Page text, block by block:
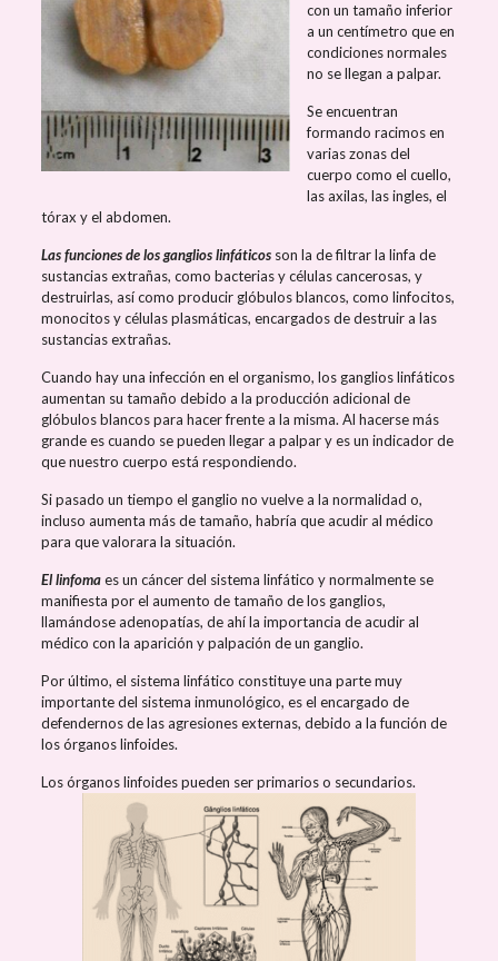
con un tamaño inferior
a un centímetro que en
condiciones normales
no se llegan a palpar.
Se encuentran
formando racimos en
varias zonas del
cuerpo como el cuello,
las axilas, las ingles, el
tórax y el abdomen.
Las funciones de los ganglios linfáticosson la de filtrar la linfa de
sustancias extrañas, como bacterias y células cancerosas, y
destruirlas, así como producir glóbulos blancos, como linfocitos,
monocitos y células plasmáticas, encargados de destruir a las
sustancias extrañas.
Cuando hay una infección en el organismo, los ganglios linfáticos
aumentan su tamaño debido a la producción adicional de
glóbulos blancos para hacer frente a la misma. Al hacerse más
grande es cuando se pueden llegar a palpar y es un indicador de
que nuestro cuerpo está respondiendo.
Si pasado un tiempo el ganglio no vuelve a la normalidad o,
incluso aumenta más de tamaño, habría que acudir al médico
para que valorara la situación.
El linfomaes un cáncer del sistema linfático y normalmente se
manifiesta por el aumento de tamaño de los ganglios,
llamándose adenopatías, de ahí la importancia de acudir al
médico con la aparición y palpación de un ganglio.
Por último, el sistema linfático constituye una parte muy
importante del sistema inmunológico, es el encargado de
defendernos de las agresiones externas, debido a la función de
los órganos linfoides.
Los órganos linfoides pueden ser primarios o secundarios.